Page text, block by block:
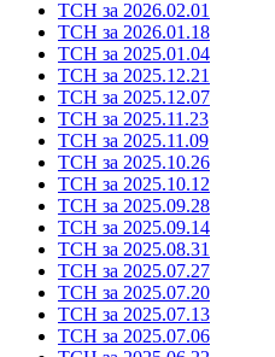
ТСН за 2026.02.01
ТСН за 2026.01.18
ТСН за 2025.01.04
ТСН за 2025.12.21
ТСН за 2025.12.07
ТСН за 2025.11.23
ТСН за 2025.11.09
ТСН за 2025.10.26
ТСН за 2025.10.12
ТСН за 2025.09.28
ТСН за 2025.09.14
ТСН за 2025.08.31
ТСН за 2025.07.27
ТСН за 2025.07.20
ТСН за 2025.07.13
ТСН за 2025.07.06